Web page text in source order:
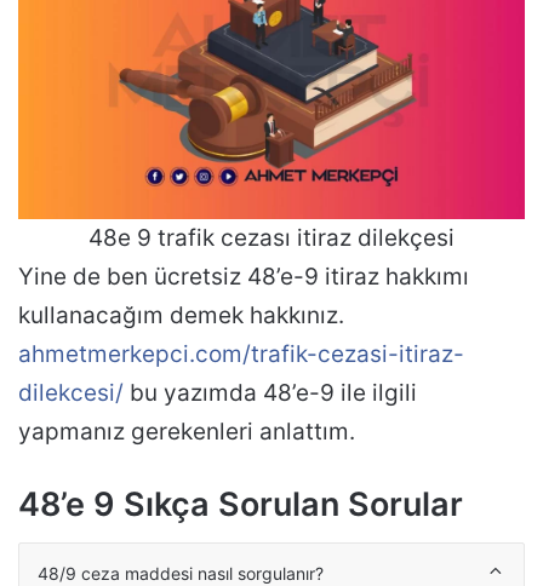
48e 9 trafik cezası itiraz dilekçesi
Yine de ben ücretsiz 48’e-9 itiraz hakkımı
kullanacağım demek hakkınız.
ahmetmerkepci.com/trafik-cezasi-itiraz-
dilekcesi/ bu yazımda 48’e-9 ile ilgili
yapmanız gerekenleri anlattım.
48’e 9 Sıkça Sorulan Sorular
48/9 ceza maddesi nasıl sorgulanır?